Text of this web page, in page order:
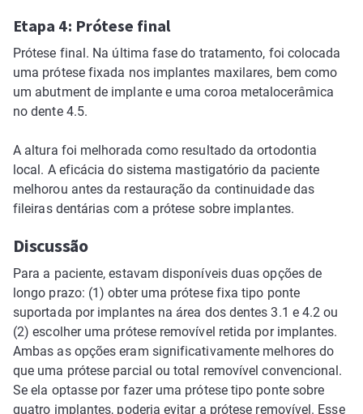
Etapa 4: Prótese final
Prótese final. Na última fase do tratamento, foi colocada
uma prótese fixada nos implantes maxilares, bem como
um abutment de implante e uma coroa metalocerâmica
no dente 4.5.
A altura foi melhorada como resultado da ortodontia
local. A eficácia do sistema mastigatório da paciente
melhorou antes da restauração da continuidade das
fileiras dentárias com a prótese sobre implantes.
Discussão
Para a paciente, estavam disponíveis duas opções de
longo prazo: (1) obter uma prótese fixa tipo ponte
suportada por implantes na área dos dentes 3.1 e 4.2 ou
(2) escolher uma prótese removível retida por implantes.
Ambas as opções eram significativamente melhores do
que uma prótese parcial ou total removível convencional.
Se ela optasse por fazer uma prótese tipo ponte sobre
quatro implantes, poderia evitar a prótese removível. Esse